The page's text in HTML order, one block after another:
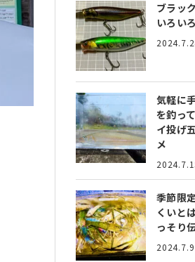
ブラッ
いろい
気軽に
を釣っ
イ投げ
メ
季節限
くいと
っそり
2024.7.9